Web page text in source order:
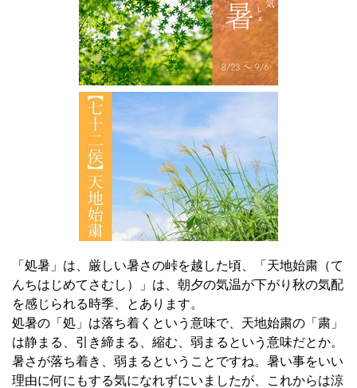
「処暑」は、厳しい暑さの峠を越した頃、「天地始粛（て
んちはじめてさむし）」は、朝夕の気温が下がり秋の気配
を感じられる時季、とあります。
処暑の「処」は落ち着くという意味で、天地始粛の「粛」
は静まる、引き締まる、縮む、弱まるという意味だとか。
暑さが落ち着き、弱まるということですね。暑い事をいい
理由に何にもする気になれずにいましたが、これからは涼